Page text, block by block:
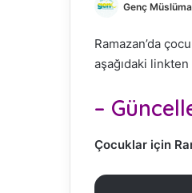
Genç
Ramazan’da
aşağıdaki
–
Çocuklar için